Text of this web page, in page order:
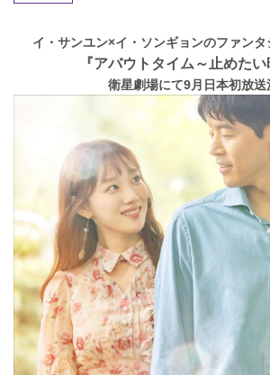
イ・サンユン×イ・ソンギョンのファン
『アバウトタイム～止めたい
衛星劇場にて9月日本初放送